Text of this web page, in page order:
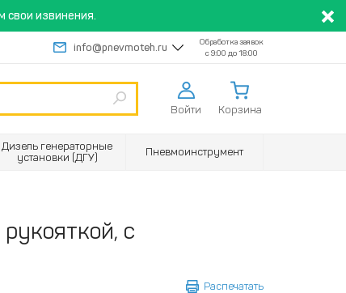
извинения.
info@pnevmoteh.ru
Обработка заявок
с 9:00 до 18:00
Войти Корзина
Дизель генераторные
установки (ДГУ)
Пневмоинструмент
с
Распечатать